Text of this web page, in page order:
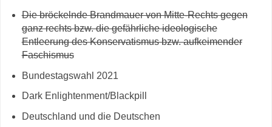
Die bröckelnde Brandmauer von Mitte-Rechts gegen
ganz rechts bzw. die gefährliche ideologische
Entleerung des Konservatismus bzw. aufkeimender
Faschismus
Bundestagswahl 2021
Dark Enlightenment/Blackpill
Deutschland und die Deutschen